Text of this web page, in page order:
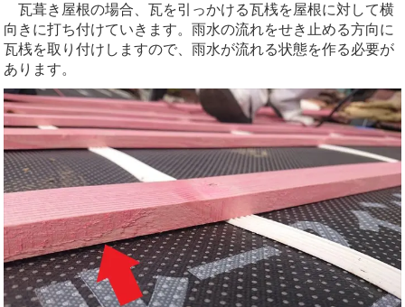
瓦葺き屋根の場合、瓦を引っかける瓦桟を屋根に対して横
向きに打ち付けていきます。雨水の流れをせき止める方向に
瓦桟を取り付けしますので、雨水が流れる状態を作る必要が
あります。